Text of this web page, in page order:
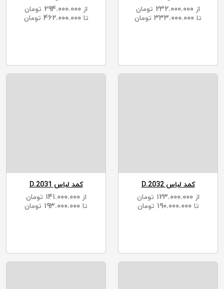
از
تومان
تا
تومان
از
تومان
تا ۴۶۲.۰۰۰.۰۰۰ تومان
کمد لباس D.2032
از ۱۲۳.۰۰۰.۰۰۰
تومان
تا ۱۹۰.۰۰۰.۰۰۰ تومان
کمد لباس D.2031
از ۱۴۱.۰۰۰.۰۰۰
تومان
تا
تومان